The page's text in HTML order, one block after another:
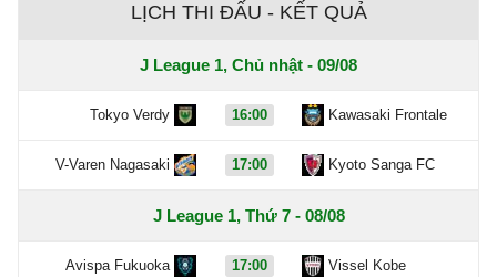
LỊCH THI ĐẤU - KẾT QUẢ
J League 1, Chủ nhật - 09/08
Tokyo Verdy 16:00 Kawasaki Frontale
V-Varen Nagasaki 17:00 Kyoto Sanga FC
J League 1, Thứ 7 - 08/08
Avispa Fukuoka 17:00 Vissel Kobe